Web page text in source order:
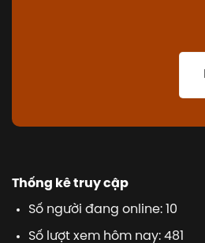
Thống kê truy cập
Số người đang online: 10
Số lượt xem hôm nay: 481